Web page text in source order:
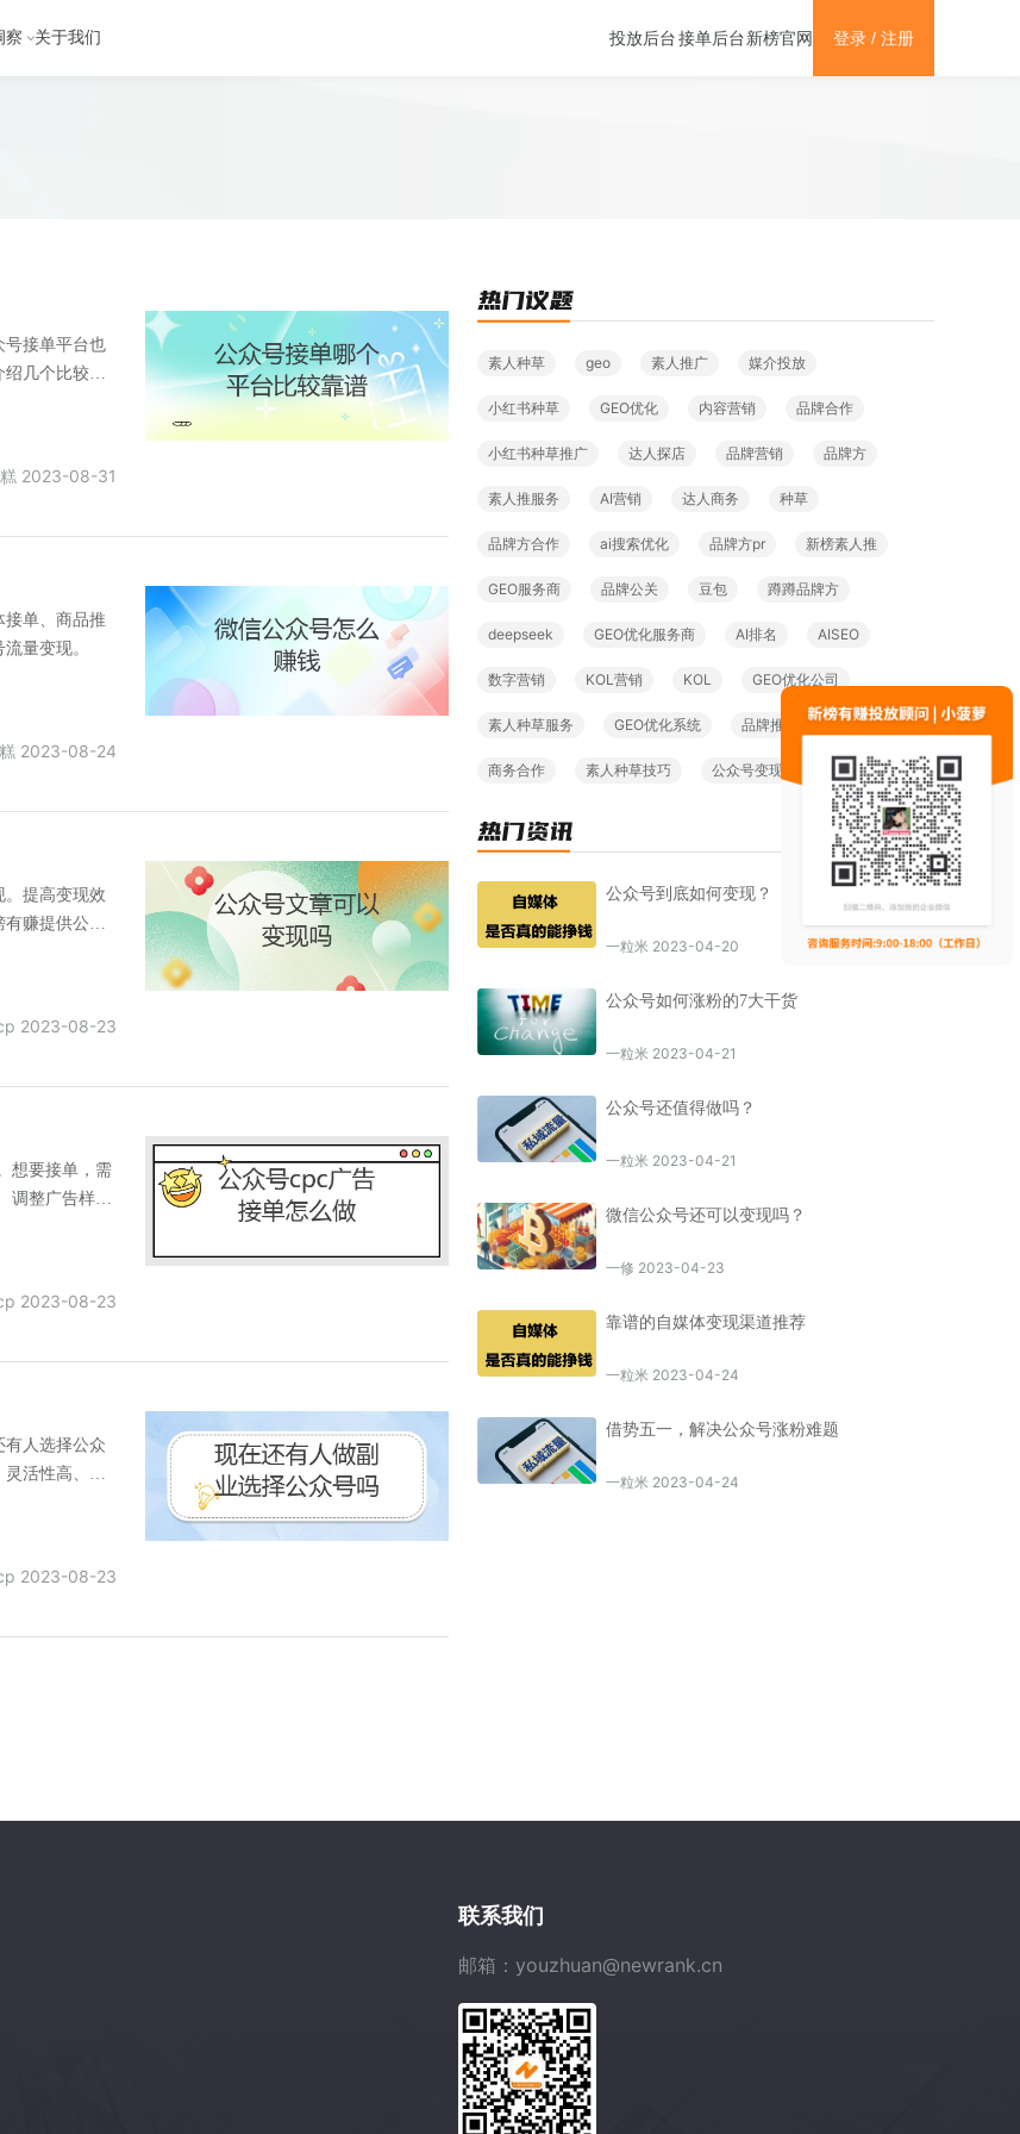
察 关于我们 投放后台接单后台新榜官网 登录 / 注册
号接单平台也
绍几个比较靠
2023-08-31
接单、商品推
量变现。
2023-08-24
。提高变现效
有赚提供公众
2023-08-23
想要接单，需
调整广告样式
2023-08-23
有人选择公众
灵活性高、可
2023-08-23
素人种草 geo 素人推广 媒介投放
小红书种草 GEO优化 内容营销 品牌合作
小红书种草推广 达人探店 品牌营销 品牌方
素人推服务 AI营销 达人商务 种草
品牌方合作 ai搜索优化 品牌方pr 新榜素人推
GEO服务商 品牌公关 豆包 蹲蹲品牌方
deepseek GEO优化服务商 AI排名 AISEO
数字营销 KOL营销 KOL GEO优化公司
素人种草服务 GEO优化系统 品牌推广 GEO服务
商务合作 素人种草技巧 公众号变现 素人营销
公众号到底如何变现？
一粒米 2023-04-20
公众号如何涨粉的7大干货
一粒米 2023-04-21
公众号还值得做吗？
一粒米 2023-04-21
微信公众号还可以变现吗？
一修 2023-04-23
靠谱的自媒体变现渠道推荐
一粒米 2023-04-24
借势五一，解决公众号涨粉难题
一粒米 2023-04-24
联系我们
邮箱：youzhuan@newrank.cn